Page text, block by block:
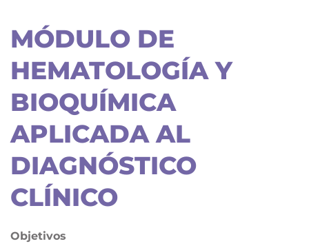
MÓDULO DE
HEMATOLOGÍA Y
BIOQUÍMICA
APLICADA AL
DIAGNÓSTICO
CLÍNICO
Objetivos